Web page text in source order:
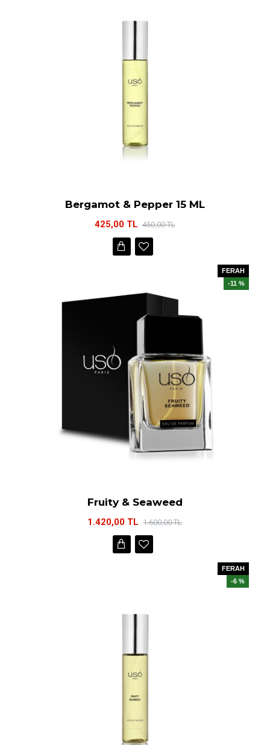
Bergamot & Pepper 15 ML
425,00 TL 450,00 TL
FERAH
-11 %
Fruity & Seaweed
1.420,00 TL 1.600,00 TL
FERAH
-6 %